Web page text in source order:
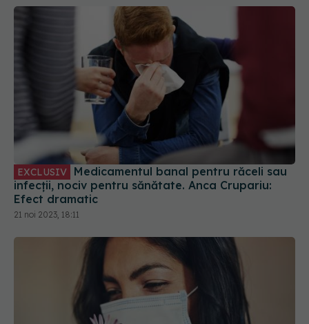
EXCLUSIV Medicamentul banal pentru răceli sau
infecții, nociv pentru sănătate. Anca Crupariu:
Efect dramatic
21 noi 2023, 18:11